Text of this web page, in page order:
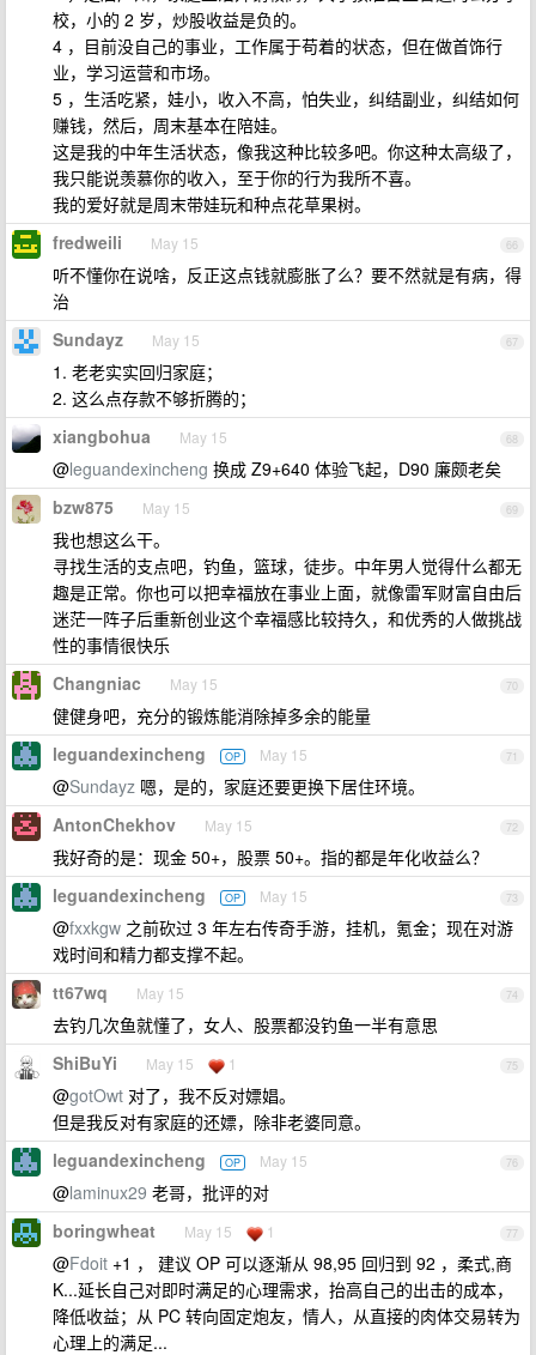
校，小的 2 岁，炒股收益是负的。
4 ，目前没自己的事业，工作属于苟着的状态，但在做首饰行
业，学习运营和市场。
5 ，生活吃紧，娃小，收入不高，怕失业，纠结副业，纠结如何
赚钱，然后，周末基本在陪娃。
这是我的中年生活状态，像我这种比较多吧。你这种太高级了，
我只能说羡慕你的收入，至于你的行为我所不喜。
我的爱好就是周末带娃玩和种点花草果树。
66
fredweili May 15
听不懂你在说啥，反正这点钱就膨胀了么？要不然就是有病，得
治
67
Sundayz May 15
1. 老老实实回归家庭；
2. 这么点存款不够折腾的；
68
xiangbohua May 15
@leguandexincheng 换成 Z9+640 体验飞起，D90 廉颇老矣
69
bzw875 May 15
我也想这么干。
寻找生活的支点吧，钓鱼，篮球，徒步。中年男人觉得什么都无
趣是正常。你也可以把幸福放在事业上面，就像雷军财富自由后
迷茫一阵子后重新创业这个幸福感比较持久，和优秀的人做挑战
性的事情很快乐
70
Changniac May 15
健健身吧，充分的锻炼能消除掉多余的能量
71
leguandexincheng OP May 15
@Sundayz 嗯，是的，家庭还要更换下居住环境。
72
AntonChekhov May 15
我好奇的是：现金 50+，股票 50+。指的都是年化收益么？
73
leguandexincheng OP May 15
@fxxkgw 之前砍过 3 年左右传奇手游，挂机，氪金；现在对游
戏时间和精力都支撑不起。
74
tt67wq May 15
去钓几次鱼就懂了，女人、股票都没钓鱼一半有意思
75
ShiBuYi May 15 1
@gotOwt 对了，我不反对嫖娼。
但是我反对有家庭的还嫖，除非老婆同意。
76
leguandexincheng OP May 15
@laminux29 老哥，批评的对
77
boringwheat May 15 1
@Fdoit +1 ， 建议 OP 可以逐渐从 98,95 回归到 92 ，柔式,商
K...延长自己对即时满足的心理需求，抬高自己的出击的成本，
降低收益；从 PC 转向固定炮友，情人，从直接的肉体交易转为
心理上的满足...